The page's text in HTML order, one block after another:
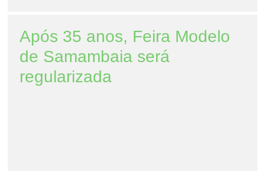
Após 35 anos, Feira Modelo
de Samambaia será
regularizada